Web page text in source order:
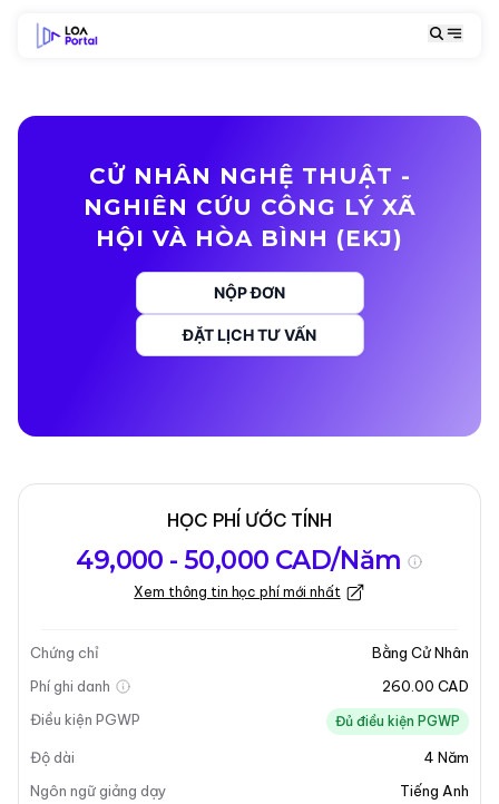
CỬ NHÂN NGHỆ THUẬT -
NGHIÊN CỨU CÔNG LÝ XÃ
HỘI VÀ HÒA BÌNH (EKJ)
NỘP ĐƠN
ĐẶT LỊCH TƯ VẤN
chương trình
Học
Kỳ nhập học
Cập nhật lần cuối vào 30-03-2026
Tổng quan về chương trình
HỌC PHÍ ƯỚC TÍNH
49,000 - 50,000 CAD/Năm
Xem thông tin học phí mới nhất
Chứng chỉ
Bằng Cử Nhân
Phí ghi danh
260.00 CAD
Điều kiện PGWP
Đủ điều kiện PGWP
Độ dài 4 Năm
Ngôn ngữ giảng dạy
Tiếng Anh